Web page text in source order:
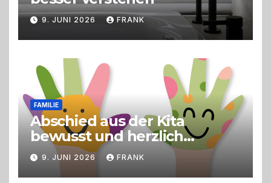
9. JUNI 2026 FRANK
FAMILIE
Abschied aus der Kita
bewusst und herzlich
gestalten
9. JUNI 2026 FRANK